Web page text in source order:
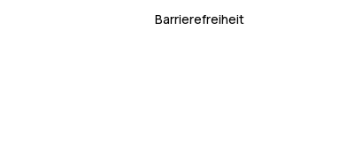
Barrierefreiheit